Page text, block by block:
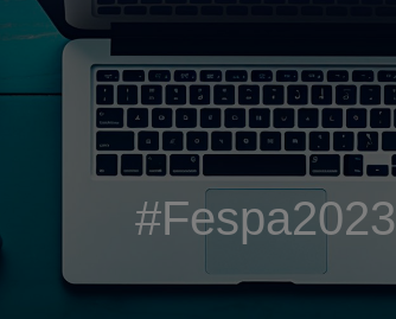
#Fespa2023